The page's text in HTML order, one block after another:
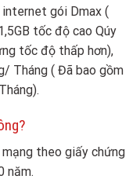
gói Dmax (
tốc độ cao Qúy
tốc độ thấp hơn),
Tháng ( Đã bao gồm
mạng theo giấy chứng
năm.